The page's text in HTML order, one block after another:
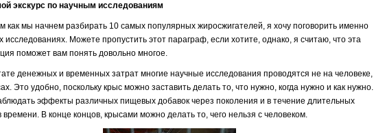
экскурс по научным исследованиям
как мы начнем разбирать 10 самых популярных жиросжигателей, я хочу поговорить именно
исследованиях. Можете пропустить этот параграф, если хотите, однако, я считаю, что эта
поможет вам понять довольно многое.
денежных и временных затрат многие научные исследования проводятся не на человеке,
Это удобно, поскольку крыс можно заставить делать то, что нужно, когда нужно и как нужно.
эффекты различных пищевых добавок через поколения и в течение длительных
времени. В конце концов, крысами можно делать то, чего нельзя с человеком.